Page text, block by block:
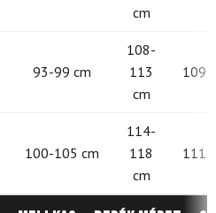
cm
93-99 cm
108-
113
cm
109
100-105 cm
114-
118
cm
111